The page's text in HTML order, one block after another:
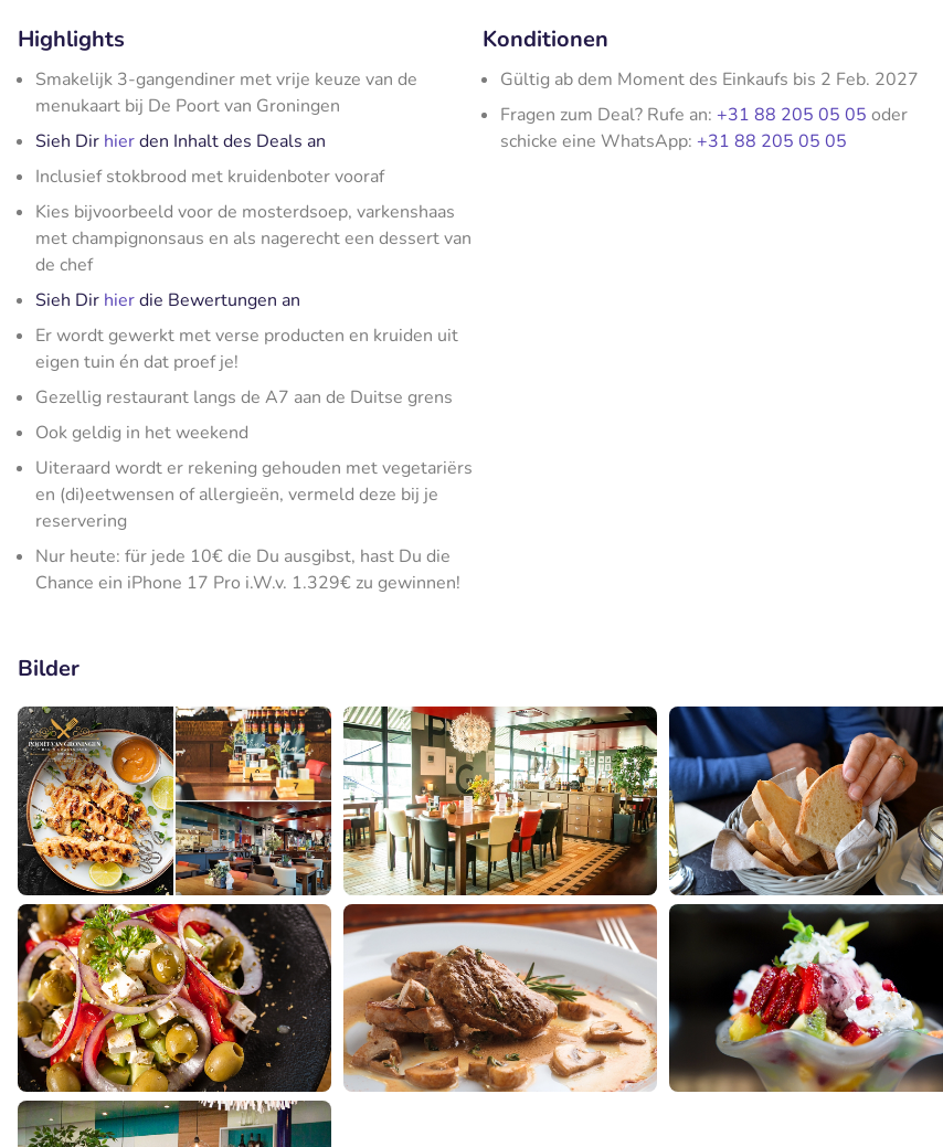
Highlights
Smakelijk 3-gangendiner met vrije keuze van de
menukaart bij De Poort van Groningen
Sieh Dir hierden Inhalt des Deals an
Inclusief stokbrood met kruidenboter vooraf
Kies bijvoorbeeld voor de mosterdsoep, varkenshaas
met champignonsaus en als nagerecht een dessert van
de chef
Sieh Dir hierdie Bewertungen an
Er wordt gewerkt met verse producten en kruiden uit
eigen tuin én dat proef je!
Gezellig restaurant langs de A7 aan de Duitse grens
Ook geldig in het weekend
Uiteraard wordt er rekening gehouden met vegetariërs
en (di)eetwensen of allergieën, vermeld deze bij je
reservering
Nur heute: für jede 10€ die Du ausgibst, hast Du die
Chance ein iPhone 17 Pro i.W.v. 1.329€ zu gewinnen!
Konditionen
Gültig ab dem Moment des Einkaufs bis 2 Feb. 2027
Fragen zum Deal? Rufe an: +31 88 205 05 05 oder
schicke eine WhatsApp: +31 88 205 05 05
Bilder